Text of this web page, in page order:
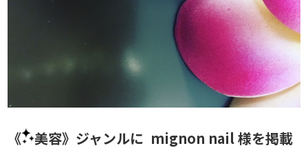
《
美容》ジャンルに mignon nail 様を掲載